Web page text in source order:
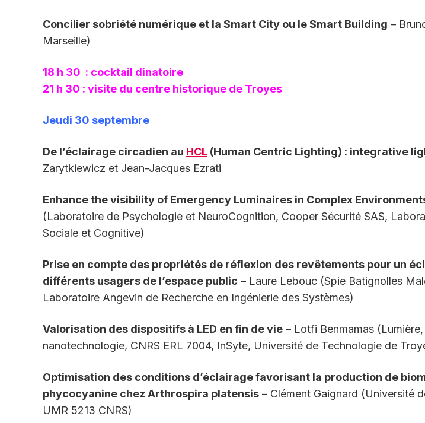
Concilier sobriété numérique et la Smart City ou le Smart Building –
Marseille)
18 h 30 : cocktail dinatoire
21 h 30 : visite du centre historique de Troyes
Jeudi 30 septembre
De l’éclairage circadien au HCL (Human Centric Lighting) : integrative
Zarytkiewicz et Jean-Jacques Ezrati
Enhance the visibility of Emergency Luminaires in Complex
(Laboratoire de Psychologie et NeuroCognition, Cooper Sécurité SAS,
Sociale et Cognitive)
Prise en compte des propriétés de réflexion des revêtements pour un
différents usagers de l’espace public – Laure Lebouc (Spie Batignolles
Laboratoire Angevin de Recherche en Ingénierie des Systèmes)
Valorisation des dispositifs à LED en fin de vie – Lotfi Benmamas
nanotechnologie, CNRS ERL 7004, InSyte, Université de Technologie de
Optimisation des conditions d’éclairage favorisant la production de
phycocyanine chez Arthrospira platensis – Clément Gaignard (Université
UMR 5213 CNRS)